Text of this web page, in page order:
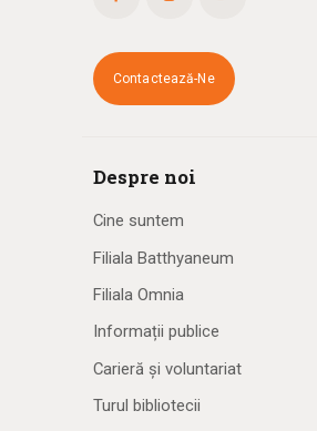
Contactează-Ne
Despre noi
Cine suntem
Filiala Batthyaneum
Filiala Omnia
Informații publice
Carieră și voluntariat
Turul bibliotecii